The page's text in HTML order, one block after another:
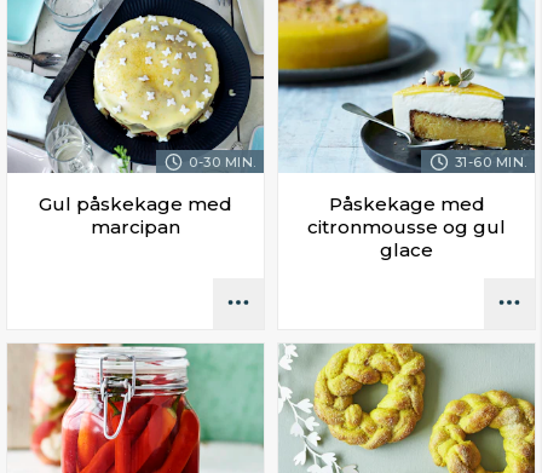
0-30 MIN.
Gul påskekage med
marcipan
31-60 MIN.
Påskekage med
citronmousse og gul
glace